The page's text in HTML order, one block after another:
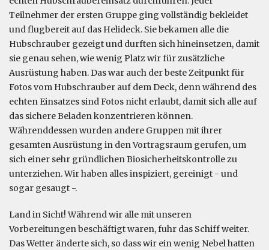
Teilnehmer der ersten Gruppe ging vollständig bekleidet
und flugbereit auf das Helideck. Sie bekamen alle die
Hubschrauber gezeigt und durften sich hineinsetzen, damit
sie genau sehen, wie wenig Platz wir für zusätzliche
Ausrüstung haben. Das war auch der beste Zeitpunkt für
Fotos vom Hubschrauber auf dem Deck, denn während des
echten Einsatzes sind Fotos nicht erlaubt, damit sich alle auf
das sichere Beladen konzentrieren können.
Währenddessen wurden andere Gruppen mit ihrer
gesamten Ausrüstung in den Vortragsraum gerufen, um
sich einer sehr gründlichen Biosicherheitskontrolle zu
unterziehen. Wir haben alles inspiziert, gereinigt - und
sogar gesaugt -.
Land in Sicht! Während wir alle mit unseren
Vorbereitungen beschäftigt waren, fuhr das Schiff weiter.
Das Wetter änderte sich, so dass wir ein wenig Nebel hatten